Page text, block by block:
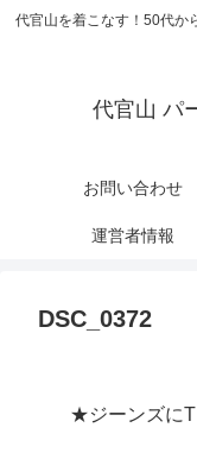
代官山を着こなす！50代か
代官山 パ
お問い合わせ
運営者情報
DSC_0372
★ジーンズにT